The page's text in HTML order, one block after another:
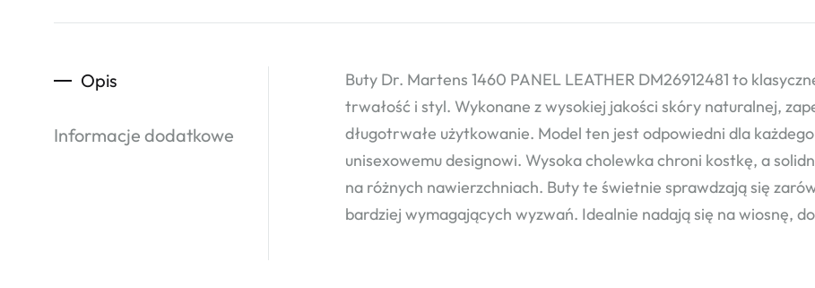
Opis
Informacje dodatkowe
Buty Dr. Martens 1460 PANEL LEATHER DM26912481 to
trwałość i styl. Wykonane z wysokiej jakości skóry naturalnej,
długotrwałe użytkowanie. Model ten jest odpowiedni dla
unisexowemu designowi. Wysoka cholewka chroni kostkę, a
na różnych nawierzchniach. Buty te świetnie sprawdzają się
bardziej wymagających wyzwań. Idealnie nadają się na wiosnę,